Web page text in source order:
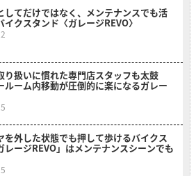
してだけではなく、メンテナンスでも活
イクスタンド〈ガレージREVO〉
り扱いに慣れた専門店スタッフも太鼓
ルーム内移動が圧倒的に楽になるガレー
を外した状態でも押して歩けるバイクス
レージREVO」はメンテナンスシーンでも